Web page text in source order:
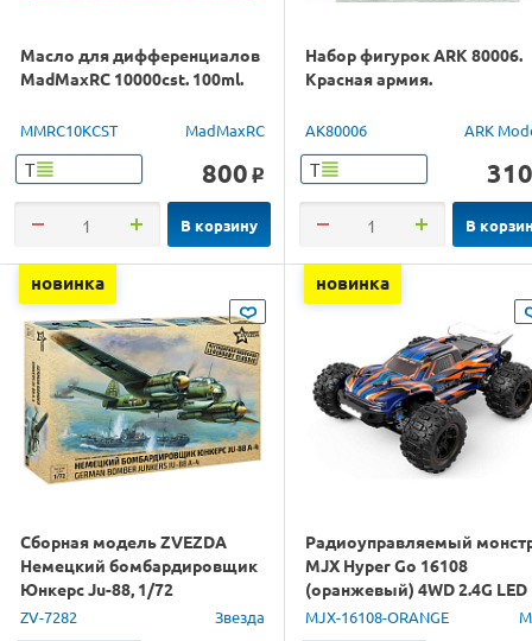
Масло для дифференциалов
MadMaxRC 10000cst. 100ml.
MMRC10KCST MadMaxRC
Т 800 o
В корзину
Набор фигурок ARK 80006.
Красная армия.
AK80006 ARK
Т 310
В
новинка
Сборная модель ZVEZDA
Немецкий бомбардировщик
Юнкерс Ju-88, 1/72
ZV-7282 Звезда
новинка
Радиоуправляемый
MJX Hyper Go 16108
(оранжевый) 4WD 2.4G LED
1/16 RTR
MJX-16108-ORANGE